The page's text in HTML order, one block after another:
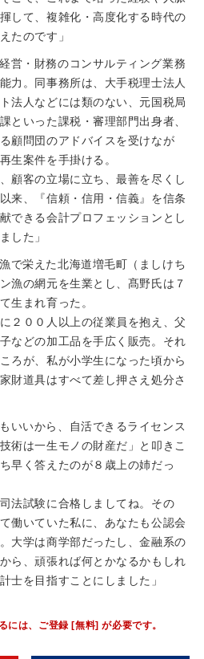
して、複雑化・高度化する時代の
たのです」
営・財務のコンサルティング業務
力。同事務所は、大手税理士法人
法人などには類のない、元国税局
といった課税・審理部門出身者、
顧問団のアドバイスを受けなが
生案件を手掛ける。
顧客の立場に立ち、最善を尽くし
来、『信頼・信用・信義』を信条
できる会計プロフェッションとし
した」
で栄えた北海道増毛町（ましけち
漁の網元を生業とし、髙野氏は７
生まれ育った。
２００人以上の従業員を抱え、父
などの加工品を手広く販売。それ
ろが、私が小学生になった頃から
財道具はすべて差し押さえ処分さ
いいから、自活できるライセンス
術は一生モノの財産だ」と叩きこ
早く答えたのが８歳上の姉だっ
法試験に合格しましてね。その
働いていた私に、あなたも公認会
大学は商学部だったし、金融系の
ら、頑張れば何とかなるかもしれ
士を目指すことにしました」
には、ご登録 [無料] が必要です。